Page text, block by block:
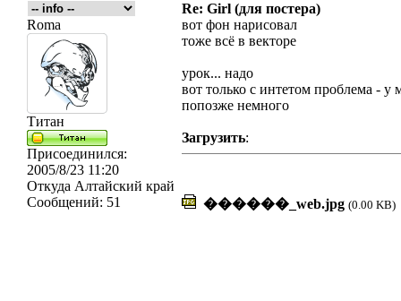
Re: Girl (для постера)
Roma
Титан
Присоединился:
2005/8/23 11:20
Откуда Алтайский край
Сообщений: 51
вот фон нарисовал
тоже всё в векторе
урок... надо
вот только с интетом проблема - у
попозже немного
Загрузить:
������_web.jpg (0.00 KB)